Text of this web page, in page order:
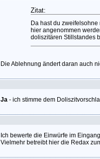
Zitat:
Da hast du
hier angenommen
doliszitären Stillstandes
Die Ablehnung ändert daran auch
Ja - ich stimme dem
Ich bewerte die Einwürfe im
Vielmehr betreibt hier die Redax